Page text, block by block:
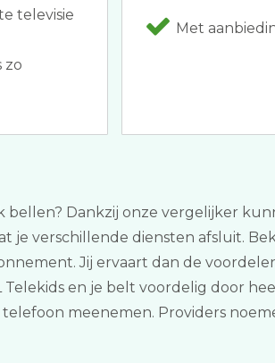
televisie
zo
Met
Dankzij onze vergelijker
verschillende diensten afsluit.
Jij ervaart dan de
en je belt voordelig door
meenemen. Providers